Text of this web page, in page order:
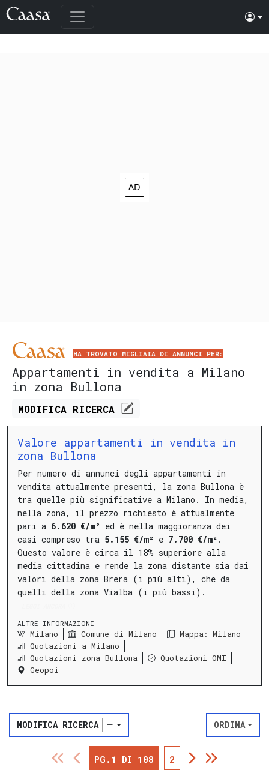
HA TROVATO MIGLIAIA DI ANNUNCI PER:
Appartamenti in vendita a Milano
in zona Bullona
MODIFICA RICERCA
Valore appartamenti in vendita in
zona Bullona
Per numero di annunci degli appartamenti in
vendita attualmente presenti, la zona Bullona è
tra quelle più significative a Milano.
In media,
nella zona, il prezzo richiesto è attualmente
pari a 6.620 €/m² ed è nella maggioranza dei
casi compreso tra 5.155 €/m² e 7.700 €/m² .
Questo valore è circa il 18% superiore alla
media cittadina e rende la zona distante sia dai
valori della zona Brera (i più alti), che da
quelli della zona Vialba (i più bassi).
ALTRE INFORMAZIONI
Milano Comune di Milano
Mappa: Milano
Quotazioni a Milano
Quotazioni zona Bullona
Quotazioni OMI
Geopoi
MODIFICA RICERCA ORDINA
PG.1 DI 108 2